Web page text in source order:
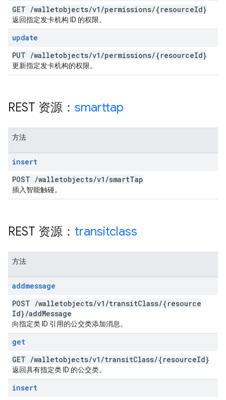
GET /walletobjects/v1 /permissions/{resourceId}
返回指定发卡机构 ID 的权限。
update
PUT /walletobjects/v1 /permissions/{resourceId}
更新指定发卡机构的权限。
REST 资源： smarttap
方法
insert
POST /walletobjects/v1 /smartTap
插入智能触碰。
REST 资源： transitclass
方法
addmessage
POST /walletobjects/v1 /transitClass/{resource
Id}/addMessage
向指定类 ID 引用的公交类添加消息。
get
GET /walletobjects/v1 /transitClass/{resourceId}
返回具有指定类 ID 的公交类。
insert